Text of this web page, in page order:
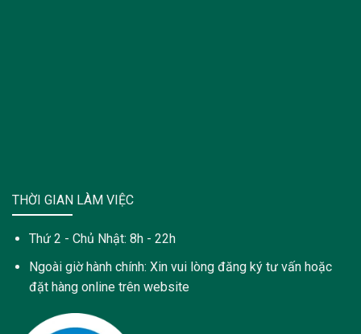
THỜI GIAN LÀM VIỆC
Thứ 2 - Chủ Nhật: 8h - 22h
Ngoài giờ hành chính: Xin vui lòng đăng ký tư vấn hoặc
đặt hàng online trên website